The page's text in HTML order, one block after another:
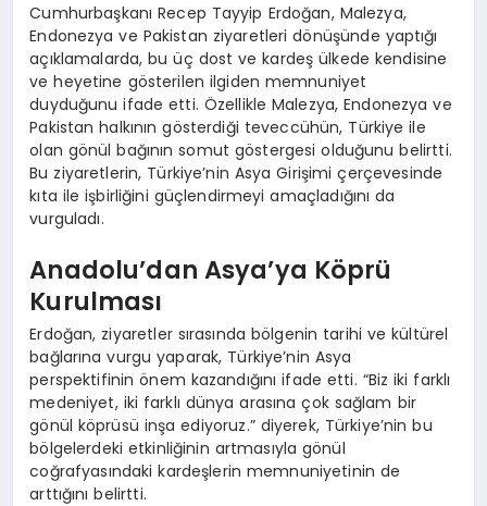
Cumhurbaşkanı Recep Tayyip Erdoğan, Malezya,
Endonezya ve Pakistan ziyaretleri dönüşünde yaptığı
açıklamalarda, bu üç dost ve kardeş ülkede kendisine
ve heyetine gösterilen ilgiden memnuniyet
duyduğunu ifade etti. Özellikle Malezya, Endonezya ve
Pakistan halkının gösterdiği teveccühün, Türkiye ile
olan gönül bağının somut göstergesi olduğunu belirtti.
Bu ziyaretlerin, Türkiye’nin Asya Girişimi çerçevesinde
kıta ile işbirliğini güçlendirmeyi amaçladığını da
vurguladı.
Anadolu’dan Asya’ya Köprü
Kurulması
Erdoğan, ziyaretler sırasında bölgenin tarihi ve kültürel
bağlarına vurgu yaparak, Türkiye’nin Asya
perspektifinin önem kazandığını ifade etti. “Biz iki farklı
medeniyet, iki farklı dünya arasına çok sağlam bir
gönül köprüsü inşa ediyoruz.” diyerek, Türkiye’nin bu
bölgelerdeki etkinliğinin artmasıyla gönül
coğrafyasındaki kardeşlerin memnuniyetinin de
arttığını belirtti.